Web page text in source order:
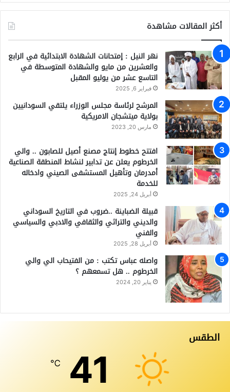
أكثر المقالات مشاهدة
نهر النيل : إمتحانات الشهادة الابتدائية في الرابع
والعشرين من مايو والشهادة المتوسطة في
التاسع عشر من يوليو المقبل
فبراير 6, 2025
المرشح لرئاسة مجلس الوزراء يلتقي السودانيين
بولاية ميتشجان الامريكية
مارس 20, 2023
افتتح خطوط إنتاج مصنع أصيل للصابون .. والي
الخرطوم يعلن عن تدابير لنشاط المنطقة الصناعية
أمدرمان وتأهيل المستشفى الصيني وادخاله
للخدمة
أبريل 24, 2025
قبيلة الضباينة ..ضروب في التاريخ السوداني
والديني والتراثي والثقافي والادبي والسياسي
والفني
أبريل 28, 2025
واصله عباس تكتب : من الفتيحاب الي والي
الخرطوم .. هل تسمعهم ؟
يناير 20, 2024
الطقس
41
℃